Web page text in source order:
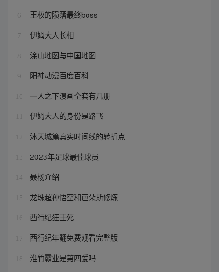
6 王权的陨落最终boss
7 伊姆大人长相
8 涂山地图与中国地图
9 阳神动漫百度百科
10 一人之下漫画全套有几册
伊姆大人的身份是路飞
12 沐天城篇真实时间线的转折点
13 2023年足球最佳球员
14 聂杨介绍
15 龙珠超孙悟空和芭朵斯修炼
16 西行纪狂王死
17 西行纪年翻免费观看完整版
18 淮竹霸业是第四爱吗